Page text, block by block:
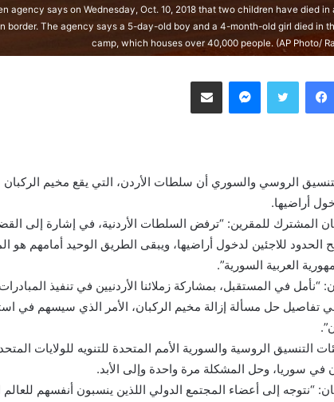
agency says on Wednesday, Oct. 10, 2018 that two children have died
border. The agency says a 5-day-old boy and a 4-month-old girl died in
camp, which houses over 40,000 people. (AP Photo/
فيسبوك تويتر ماسنجر مشاركة عبر البريد
الروسي والسوري أن سلطات الأردن، التي يقع مخيم
أراضيها.
المشترك للمقرين: “ترفض السلطات الأردنية، في إشارة إلى
الحدود للاجئين لدخول أراضيها، ويبقى الطريق الوحيد أمامهم هو
العربية السورية”.
“نأمل في المستقبل، بمشاركة زملائنا الأردنيين في تنفيذ المبادرات
تفاصيل حل مسألة إزالة مخيم الركبان، الأمر الذي سيسهم في
التنسيق الروسية والسورية الأمم المتحدة للتنويه للولايات
في سوريا، وحل المشكلة مرة واحدة وإلى الأبد.
“نتوجه إلى أعضاء المجتمع الدولي اللذين ينسبون أنفسهم